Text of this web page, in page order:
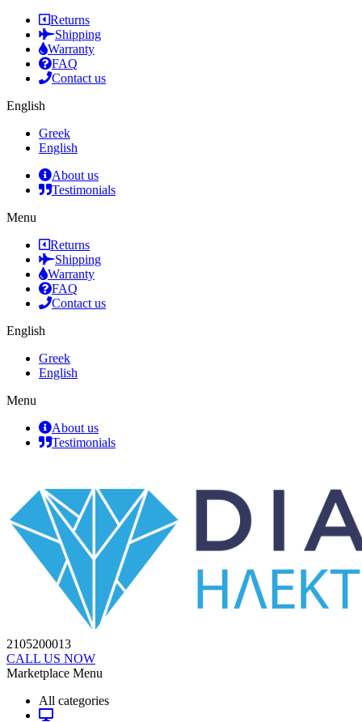
Returns
Shipping
Warranty
FAQ
Contact us
English
Greek
English
About us
Testimonials
Menu
Returns
Shipping
Warranty
FAQ
Contact us
English
Greek
English
Menu
About us
Testimonials
2105200013
CALL US NOW
Marketplace Menu
All categories